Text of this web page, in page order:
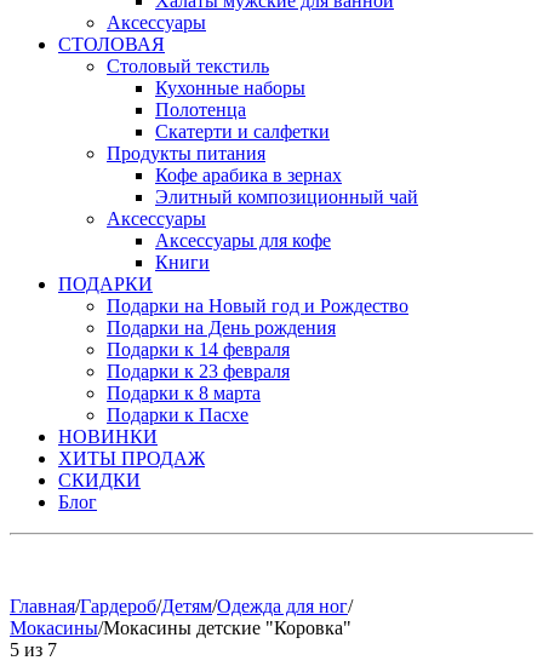
Аксессуары
СТОЛОВАЯ
Столовый текстиль
Кухонные наборы
Полотенца
Скатерти и салфетки
Продукты питания
Кофе арабика в зернах
Элитный композиционный чай
Аксессуары
Аксессуары для кофе
Книги
ПОДАРКИ
Подарки на Новый год и Рождество
Подарки на День рождения
Подарки к 14 февраля
Подарки к 23 февраля
Подарки к 8 марта
Подарки к Пасхе
НОВИНКИ
ХИТЫ ПРОДАЖ
СКИДКИ
Блог
Главная/Гардероб/Детям/Одежда для ног/
Мокасины/Мокасины детские "Коровка"
5 из 7